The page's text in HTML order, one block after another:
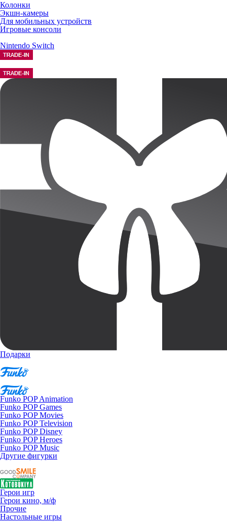
Колонки
Экшн-камеры
Для мобильных устройств
Игровые консоли
Nintendo Switch
Подарки
Funko POP Animation
Funko POP Games
Funko POP Movies
Funko POP Television
Funko POP Disney
Funko POP Heroes
Funko POP Music
Другие фигурки
Герои игр
Герои кино, м/ф
Прочие
Настольные игры